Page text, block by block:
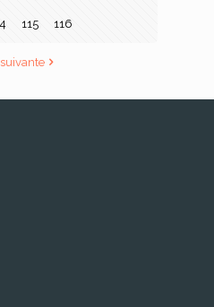
115 116